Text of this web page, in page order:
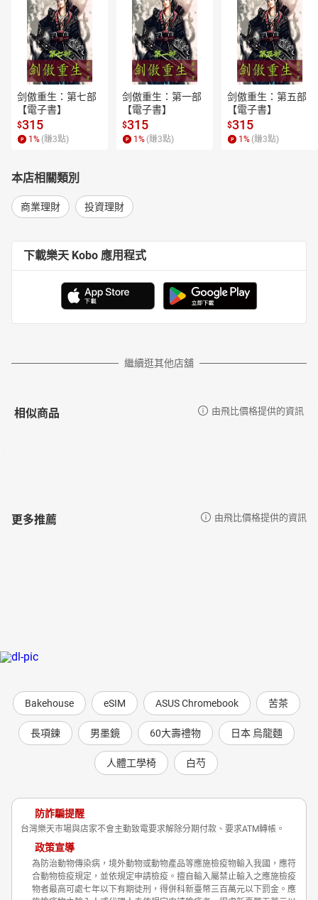
剑傲重生：第七部
【電子書】
$315
1 % (賺3點)
剑傲重生：第一部
【電子書】
$315
1 % (賺3點)
剑傲重生：第五部
【電子書】
$315
1 % (賺3點)
本店相關類別
商業理財 投資理財
下載樂天 Kobo 應用程式
繼續逛其他店舖
相似商品 由飛比價格提供的資訊
更多推薦 由飛比價格提供的資訊
Bakehouse eSIM ASUS Chromebook 苦茶
長項鍊 男墨鏡 60大壽禮物 日本 烏龍麵
人體工學椅 白芍
防詐騙提醒
台灣樂天市場與店家不會主動致電要求解除分期付款、要求ATM轉帳。
政策宣導
為防治動物傳染病，境外動物或動物產品等應施檢疫物輸入我國，應符
合動物檢疫規定，並依規定申請檢疫。擅自輸入屬禁止輸入之應施檢疫
物者最高可處七年以下有期徒刑，得併科新臺幣三百萬元以下罰金。應